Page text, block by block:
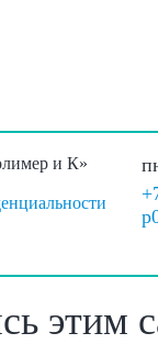
и К»
этим